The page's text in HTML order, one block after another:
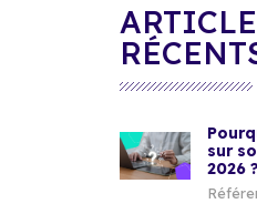
sur
2026 ?